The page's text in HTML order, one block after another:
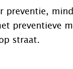
preventie,
preventieve
straat.